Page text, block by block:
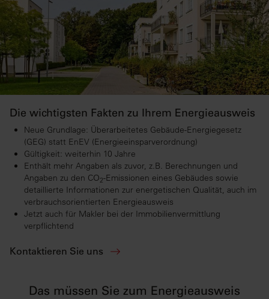
Die wichtigsten Fakten zu Ihrem Energieausweis
Neue Grundlage: Überarbeitetes Gebäude-Energiegesetz
(GEG) statt EnEV (Energieeinsparverordnung)
Gültigkeit: weiterhin 10 Jahre
Enthält mehr Angaben als zuvor, z.B. Berechnungen und
Angaben zu den CO2-Emissionen eines Gebäudes sowie
detaillierte Informationen zur energetischen Qualität, auch im
verbrauchsorientierten Energieausweis
Jetzt auch für Makler bei der Immobilienvermittlung
verpflichtend
Kontaktieren Sie uns
Das müssen Sie zum Energieausweis